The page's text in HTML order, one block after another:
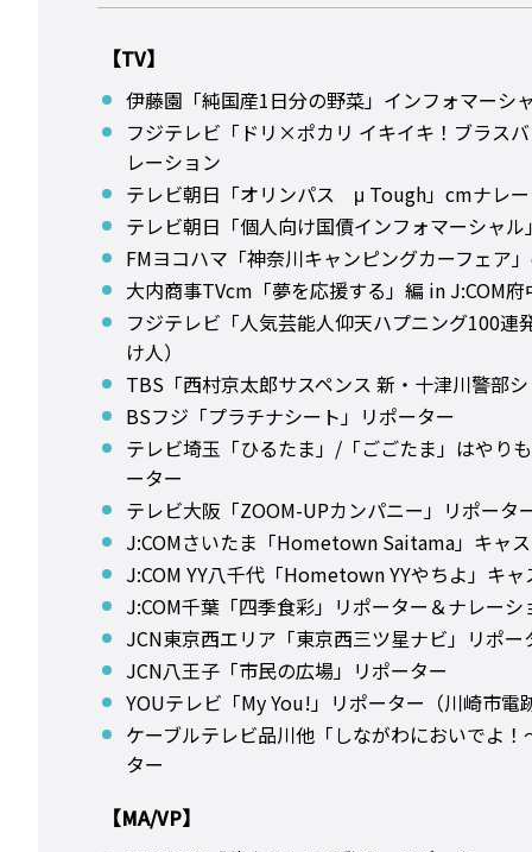
【TV】
伊藤園「純国産1日分の野菜」インフォマー
フジテレビ「ドリ×ポカリ イキイキ！ブラス
レーション
テレビ朝日「オリンパス μ Tough」cmナレ
テレビ朝日「個人向け国債インフォマーシャ
FMヨコハマ「神奈川キャンピングカーフェア
大内商事TVcm「夢を応援する」編 in J:COM府
フジテレビ「人気芸能人仰天ハプニング100連
け人）
TBS「西村京太郎サスペンス 新・十津川警部
BSフジ「プラチナシート」リポーター
テレビ埼玉「ひるたま」/「ごごたま」はやり
ーター
テレビ大阪「ZOOM-UPカンパニー」リポータ
J:COMさいたま「Hometown Saitama」キャ
J:COM YY八千代「Hometown YYやちよ」キ
J:COM千葉「四季食彩」リポーター＆ナレーシ
JCN東京西エリア「東京西三ツ星ナビ」リポ
JCN八王子「市民の広場」リポーター
YOUテレビ「My You!」リポーター（川崎市電
ケーブルテレビ品川他「しながわにおいでよ
ター
【MA/VP】